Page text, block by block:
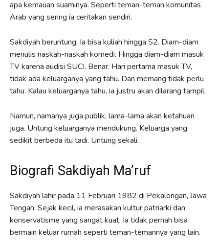
apa kemauan suaminya. Seperti teman-teman komunitas
Arab yang sering ia ceritakan sendiri.
Sakdiyah beruntung. Ia bisa kuliah hingga S2. Diam-diam
menulis naskah-naskah komedi. Hingga diam-diam masuk
TV karena audisi SUCI. Benar. Hari pertama masuk TV,
tidak ada keluarganya yang tahu. Dan memang tidak perlu
tahu. Kalau keluarganya tahu, ia justru akan dilarang tampil.
Namun, namanya juga publik, lama-lama akan ketahuan
juga. Untung keluarganya mendukung. Keluarga yang
sedikit berbeda itu tadi. Untung sekali.
Biografi Sakdiyah Ma’ruf
Sakdiyah lahir pada 11 Februari 1982 di Pekalongan, Jawa
Tengah. Sejak kecil, ia merasakan kultur patriarki dan
konservatisme yang sangat kuat. Ia tidak pernah bisa
bermain keluar rumah seperti teman-temannya yang lain.